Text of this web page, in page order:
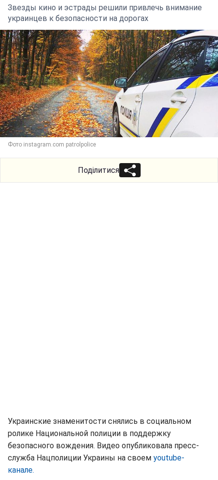
Звезды кино и эстрады решили привлечь внимание
украинцев к безопасности на дорогах
Фото instagram.com patrolpolice
Поділитися
Украинские знаменитости снялись в социальном
ролике Национальной полиции в поддержку
безопасного вождения. Видео опубликовала пресс-
служба Нацполиции Украины на своем youtube-
канале.